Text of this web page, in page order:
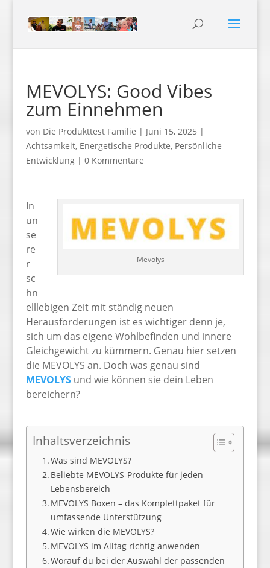
MEVOLYS: Good Vibes
zum Einnehmen
von Die Produkttest Familie | Juni 15, 2025 |
Achtsamkeit, Energetische Produkte, Persönliche
Entwicklung| 0 Kommentare
Mevolys
In
un
se
re
r
sc
hn
elllebigen Zeit mit ständig neuen
Herausforderungen ist es wichtiger denn je,
sich um das eigene Wohlbefinden und innere
Gleichgewicht zu kümmern. Genau hier setzen
die MEVOLYS an. Doch was genau sind
MEVOLYSund wie können sie dein Leben
bereichern?
Inhaltsverzeichnis
Was sind MEVOLYS?
Beliebte MEVOLYS-Produkte für jeden
Lebensbereich
MEVOLYS Boxen – das Komplettpaket für
umfassende Unterstützung
Wie wirken die MEVOLYS?
MEVOLYS im Alltag richtig anwenden
Worauf du bei der Auswahl der passenden